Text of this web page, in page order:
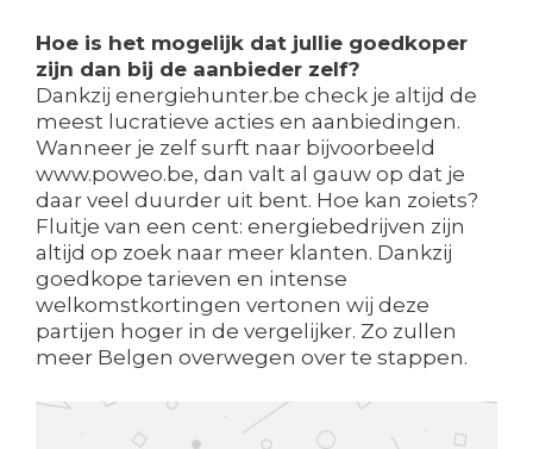
Hoe is het mogelijk dat jullie goedkoper
zijn dan bij de aanbieder zelf?
Dankzij energiehunter.be check je altijd de
meest lucratieve acties en aanbiedingen.
Wanneer je zelf surft naar bijvoorbeeld
www.poweo.be, dan valt al gauw op dat je
daar veel duurder uit bent. Hoe kan zoiets?
Fluitje van een cent: energiebedrijven zijn
altijd op zoek naar meer klanten. Dankzij
goedkope tarieven en intense
welkomstkortingen vertonen wij deze
partijen hoger in de vergelijker. Zo zullen
meer Belgen overwegen over te stappen.